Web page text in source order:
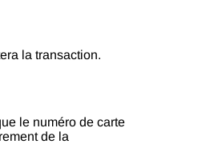
la transaction.
le numéro de carte
de la